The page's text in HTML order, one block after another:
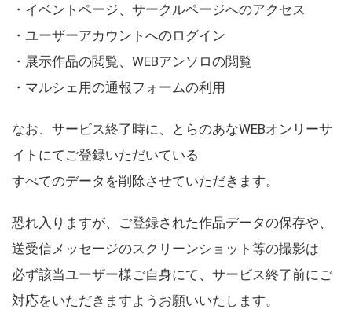
・イベントページ、サークルページへのアクセス
・ユーザーアカウントへのログイン
・展示作品の閲覧、WEBアンソロの閲覧
・マルシェ用の通報フォームの利用
なお、サービス終了時に、とらのあなWEBオンリーサ
イトにてご登録いただいている
すべてのデータを削除させていただきます。
恐れ入りますが、ご登録された作品データの保存や、
送受信メッセージのスクリーンショット等の撮影は
必ず該当ユーザー様ご自身にて、サービス終了前にご
対応をいただきますようお願いいたします。